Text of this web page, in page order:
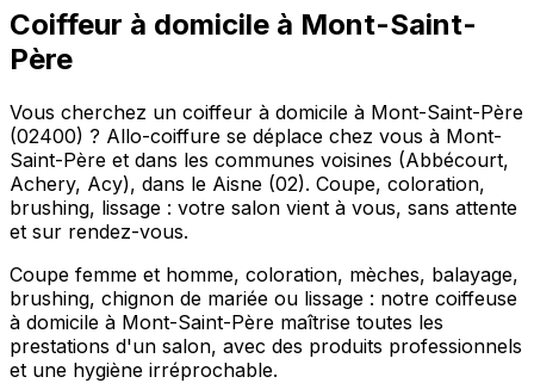
Coiffeur à domicile à Mont-Saint-
Père
Vous cherchez un coiffeur à domicile à Mont-Saint-Père
(02400) ? Allo-coiffure se déplace chez vous à Mont-
Saint-Père et dans les communes voisines (Abbécourt,
Achery, Acy), dans le Aisne (02). Coupe, coloration,
brushing, lissage : votre salon vient à vous, sans attente
et sur rendez-vous.
Coupe femme et homme, coloration, mèches, balayage,
brushing, chignon de mariée ou lissage : notre coiffeuse
à domicile à Mont-Saint-Père maîtrise toutes les
prestations d'un salon, avec des produits professionnels
et une hygiène irréprochable.